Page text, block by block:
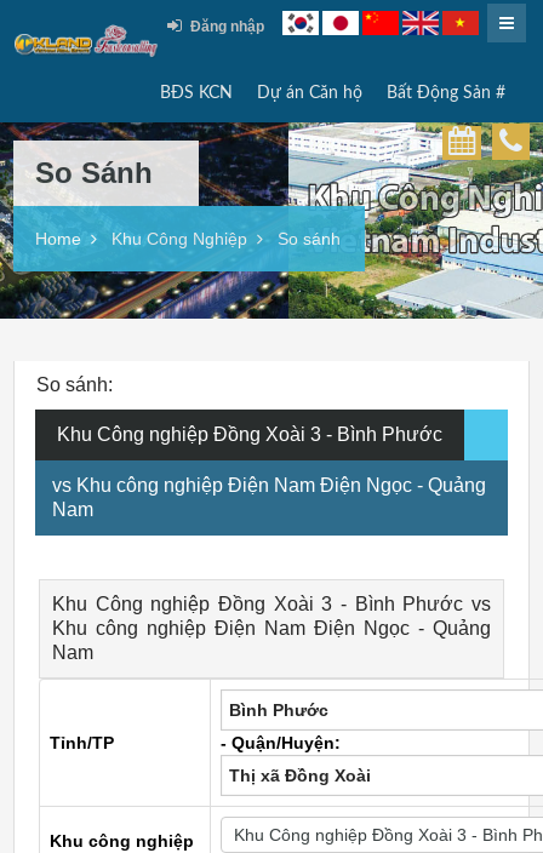
Đăng nhập
BĐS KCN Dự án Căn hộ Bất Động Sản #
So Sánh
Home Khu Công Nghiệp So sánh
So sánh:
Khu Công nghiệp Đồng Xoài 3 - Bình Phước
vs Khu công nghiệp Điện Nam Điện Ngọc - Quảng
Nam
Khu Công nghiệp Đồng Xoài 3 - Bình Phước vs
Khu công nghiệp Điện Nam Điện Ngọc - Quảng
Nam
Tỉnh/TP
Bình Phước
- Quận/Huyện:
Thị xã Đồng Xoài
Khu công nghiệp